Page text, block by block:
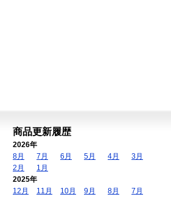
商品更新履歴
2026年
8月
7月 6月 5月 4月
3月
2月
1月
2025年
12月
11月 10月 9月 8月
7月